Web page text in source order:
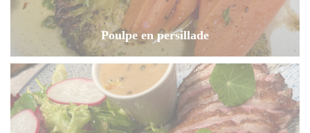
Poulpe en persillade